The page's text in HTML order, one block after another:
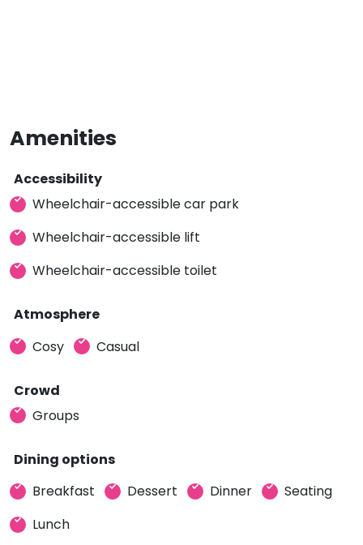
Amenities
Accessibility
Wheelchair-accessible car park
Wheelchair-accessible lift
Wheelchair-accessible toilet
Atmosphere
Cosy
Casual
Crowd
Groups
Dining options
Breakfast
Dessert Dinner
Seating
Lunch